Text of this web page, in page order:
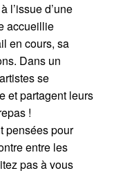
l’issue d’une
accueillie
en cours, sa
Dans un
se
et partagent leurs
!
pensées pour
entre les
pas à vous